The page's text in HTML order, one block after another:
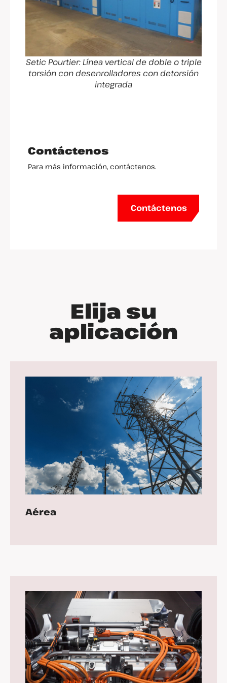
Setic Pourtier: Línea vertical de doble o triple
torsión con desenrolladores con detorsión
integrada
Contáctenos
Para más información, contáctenos.
Contáctenos
Elija su
aplicación
Aérea